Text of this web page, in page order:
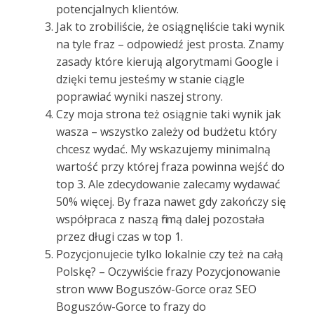
potencjalnych klientów.
Jak to zrobiliście, że osiągnęliście taki wynik
na tyle fraz – odpowiedź jest prosta. Znamy
zasady które kierują algorytmami Google i
dzięki temu jesteśmy w stanie ciągle
poprawiać wyniki naszej strony.
Czy moja strona też osiągnie taki wynik jak
wasza – wszystko zależy od budżetu który
chcesz wydać. My wskazujemy minimalną
wartość przy której fraza powinna wejść do
top 3. Ale zdecydowanie zalecamy wydawać
50% więcej. By fraza nawet gdy zakończy się
współpraca z naszą firmą dalej pozostała
przez długi czas w top 1.
Pozycjonujecie tylko lokalnie czy też na całą
Polskę? – Oczywiście frazy Pozycjonowanie
stron www Boguszów-Gorce oraz SEO
Boguszów-Gorce to frazy do